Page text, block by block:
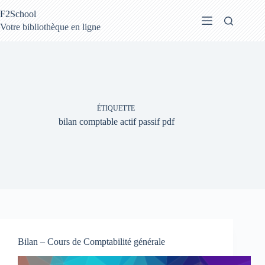
au
contenu
F2School
Votre bibliothèque en ligne
ÉTIQUETTE
bilan comptable actif passif pdf
Bilan – Cours de Comptabilité générale